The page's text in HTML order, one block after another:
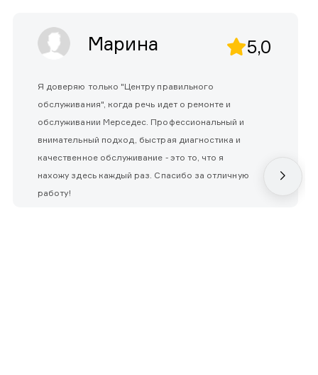
Марина 5,0
Я доверяю только "Центру правильного
обслуживания", когда речь идет о ремонте и
обслуживании Мерседес. Профессиональный и
внимательный подход, быстрая диагностика и
качественное обслуживание - это то, что я
нахожу здесь каждый раз. Спасибо за отличную
работу!